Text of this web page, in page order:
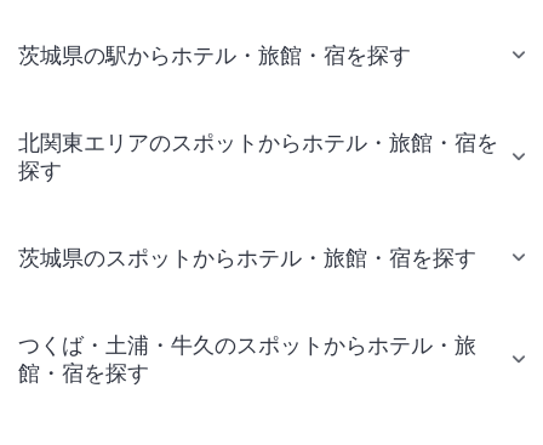
茨城県の駅からホテル・旅館・宿を探す
北関東エリアのスポットからホテル・旅館・宿を
探す
茨城県のスポットからホテル・旅館・宿を探す
つくば・土浦・牛久のスポットからホテル・旅
館・宿を探す